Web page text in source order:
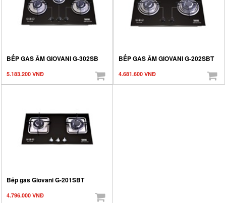
BẾP GAS ÂM GIOVANI G-302SB
5.183.200 VNĐ
BẾP GAS ÂM GIOVANI G-202SBT
4.681.600 VNĐ
Bếp gas Giovani G-201SBT
4.796.000 VNĐ